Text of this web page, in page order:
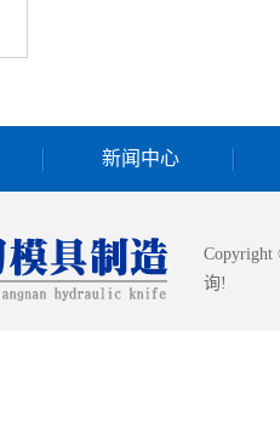
新闻中心
Copyright
询!